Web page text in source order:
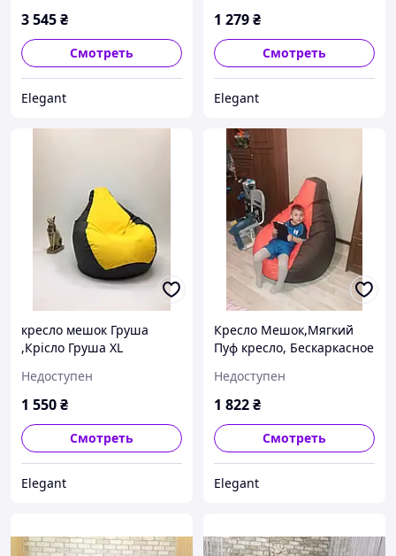
взрослых
3 545₴
Смотреть
Elegant
Внутренним чехлом!
1 279₴
Смотреть
Elegant
кресло мешок Груша
,Крісло Груша ХL
внутренним чехлом
Недоступен
1 550₴
Смотреть
Elegant
Кресло Мешок,Мягкий
Пуф кресло, Бескаркасное
140*100см Оксфорд
Недоступен
1 822₴
Смотреть
Elegant